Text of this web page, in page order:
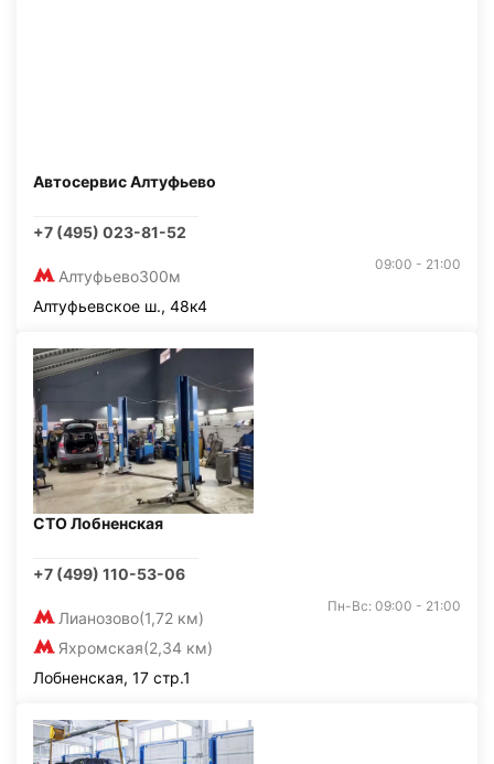
Автосервис Алтуфьево
+7 (495) 023-81-52
Алтуфьево300м
09:00 - 21:00
Алтуфьевское ш., 48к4
СТО Лобненская
+7 (499) 110-53-06
Лианозово(1,72 км)
Яхромская(2,34 км)
Пн-Вс: 09:00 - 21:00
Лобненская, 17 стр.1